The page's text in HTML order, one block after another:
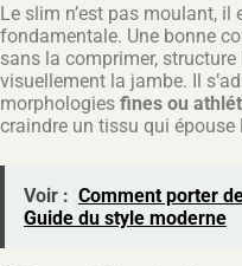
Le slim n’est pas moulant, il
fondamentale. Une bonne
sans la comprimer,
visuellement la jambe. Il
morphologies fines ou
craindre un tissu qui épouse
Voir : Comment porter
Guide du style moderne